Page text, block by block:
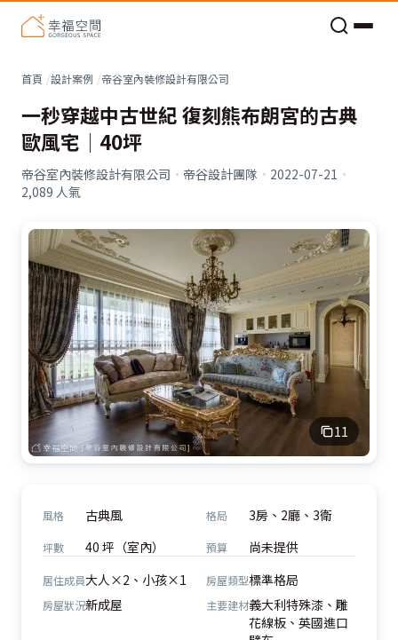
首頁 設計案例 帝谷室內裝修設計有限公司
一秒穿越中古世紀 復刻熊布朗宮的古典
歐風宅│40坪
帝谷室內裝修設計有限公司 · 帝谷設計團隊 · 2022-07-21 ·
2,089 人氣
11
風格 古典風 格局 3房、2廳、3衛
坪數 40 坪（室內） 預算 尚未提供
居住成員大人×2、小孩×1 房屋類型標準格局
房屋狀況新成屋 主要建材義大利特殊漆、雕
花線板、英國進口